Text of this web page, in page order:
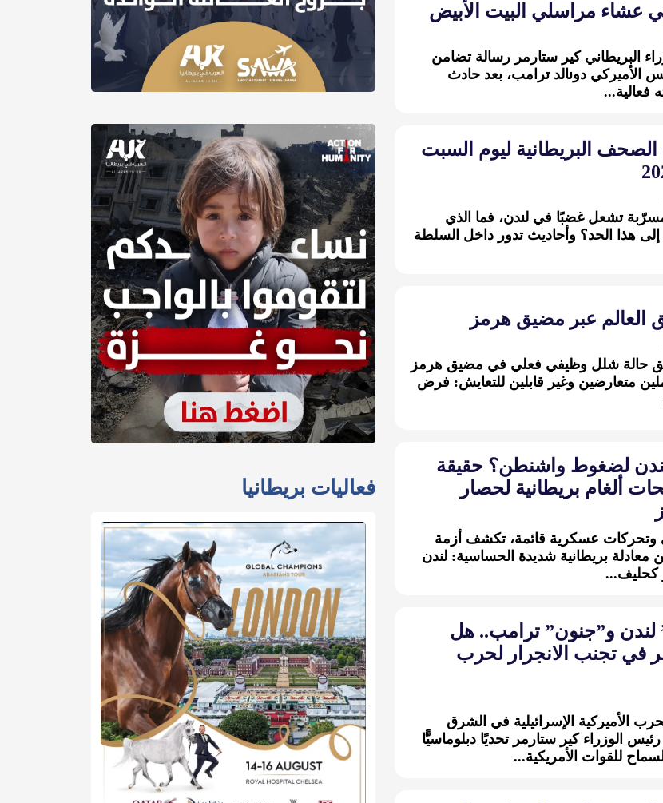
عشاء مراسلي البيت الأبيض
البريطاني كير ستارمر رسالة تضامن
الأميركي دونالد ترامب، بعد حادث
فعالية...
الصحف البريطانية ليوم السبت
مسرّبة تشعل غضبًا في لندن، فما الذي
إلى هذا الحد؟ وأحاديث تدور داخل السلطة
العالم عبر مضيق هرمز
حالة شلل وظيفي فعلي في مضيق هرمز
متعارضين وغير قابلين للتعايش: فرض
لضغوط واشنطن؟ حقيقة
ألغام بريطانية لحصار
عسكرية قائمة، تكشف أزمة
بريطانية شديدة الحساسية: لندن
كحليف...
لندن و”جنون” ترامب.. هل
في تجنب الانجرار لحرب
الأميركية الإسرائيلية في الشرق
الوزراء كير ستارمر تحديًا دبلوماسيًّا
للقوات الأمريكية...
فعاليات بريطانيا